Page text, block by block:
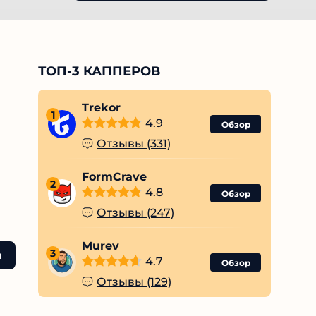
ТОП-3 КАППЕРОВ
1
Trekor
4.9
Отзывы (331)
Обзор
2
FormCrave
4.8
Отзывы (247)
Обзор
3
Murev
4.7
Отзывы (129)
Обзор